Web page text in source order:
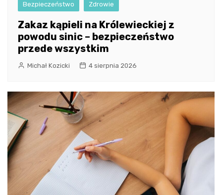
Bezpieczeństwo Zdrowie
Zakaz kąpieli na Królewieckiej z
powodu sinic – bezpieczeństwo
przede wszystkim
Michał Kozicki 4 sierpnia 2026